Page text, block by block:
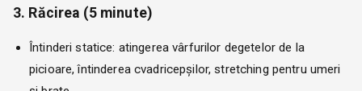
3. Răcirea (5 minute)
Întinderi statice: atingerea vârfurilor degetelor de la
picioare, întinderea cvadricepșilor, stretching pentru umeri